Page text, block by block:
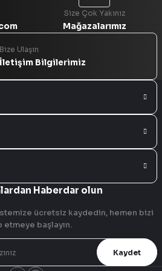
Size Çok Yakınız
Mağazalarımız
Bize Ulaşın
İletişim Bilgilerimiz
Haberdar olun
ücretsiz kaydedin, hemen bizi
etmeye başlayın.
Kaydet